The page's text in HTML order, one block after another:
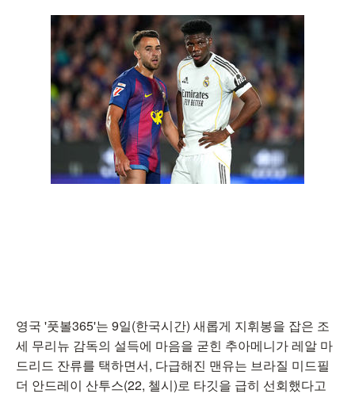
영국 '풋볼365'는 9일(한국시간) 새롭게 지휘봉을 잡은 조
세 무리뉴 감독의 설득에 마음을 굳힌 추아메니가 레알 마
드리드 잔류를 택하면서, 다급해진 맨유는 브라질 미드필
더 안드레이 산투스(22, 첼시)로 타깃을 급히 선회했다고